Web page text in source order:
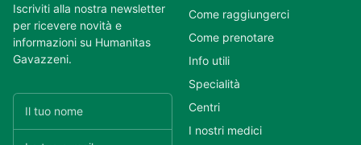
Iscriviti alla nostra newsletter
per ricevere novità e
informazioni su Humanitas
Gavazzeni.
Come raggiungerci
Come prenotare
Info utili
Specialità
Centri
I nostri medici